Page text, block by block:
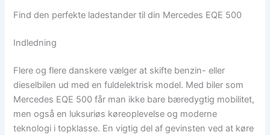
Find den perfekte ladestander til din Mercedes EQE 500
Indledning
Flere og flere danskere vælger at skifte benzin- eller
dieselbilen ud med en fuldelektrisk model. Med biler som
Mercedes EQE 500 får man ikke bare bæredygtig mobilitet,
men også en luksuriøs køreoplevelse og moderne
teknologi i topklasse. En vigtig del af gevinsten ved at køre